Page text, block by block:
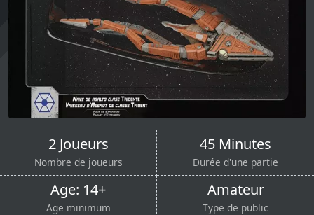
2 Joueurs
Nombre de joueurs
45 Minutes
Durée d'une partie
Age: 14+
Age minimum
Amateur
Type de public